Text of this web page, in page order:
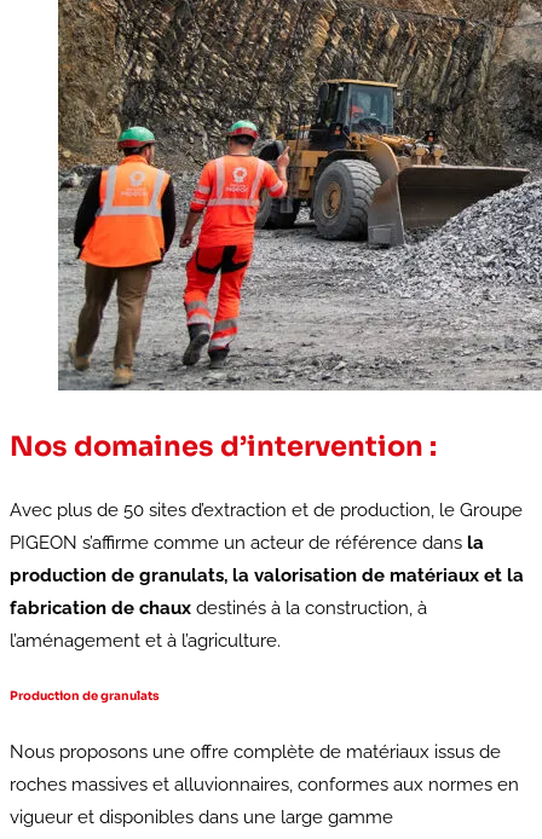
Nos domaines d’intervention :
Avec plus de 50 sites d’extraction et de production, le Groupe
PIGEON s’affirme comme un acteur de référence dans la
production de granulats, la valorisation de matériaux et la
fabrication de chaux destinés à la construction, à
l’aménagement et à l’agriculture.
Production de granulats
Nous proposons une offre complète de matériaux issus de
roches massives et alluvionnaires, conformes aux normes en
vigueur et disponibles dans une large gamme